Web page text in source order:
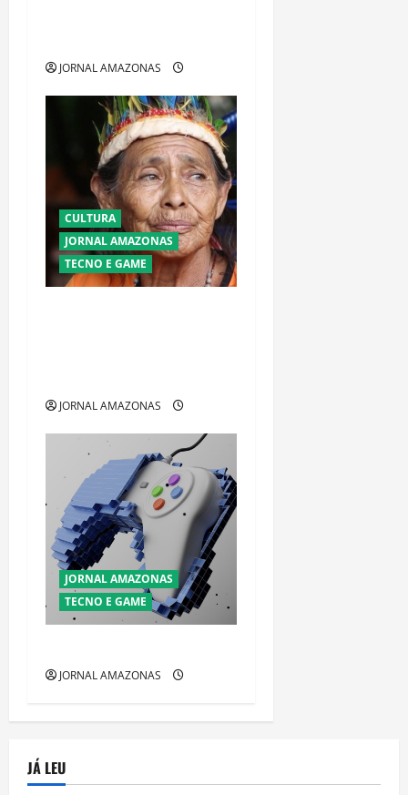
JORNAL AMAZONAS
CULTURA
JORNAL AMAZONAS
TECNO E GAME
JORNAL AMAZONAS
JORNAL AMAZONAS
TECNO E GAME
JORNAL AMAZONAS
JÁ LEU